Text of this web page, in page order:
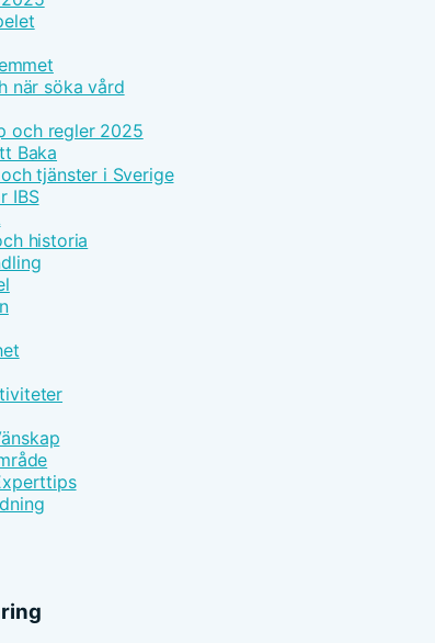
när söka vård
och regler 2025
Baka
tjänster i Sverige
IBS
historia